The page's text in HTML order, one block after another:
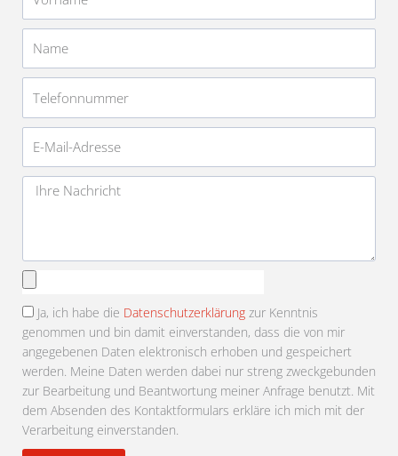
Mail-
Adresse
Nachricht
Ja, ich habe die Datenschutzerklärung zur Kenntnis
genommen und bin damit einverstanden, dass die von mir
angegebenen Daten elektronisch erhoben und gespeichert
werden. Meine Daten werden dabei nur streng zweckgebunden
zur Bearbeitung und Beantwortung meiner Anfrage benutzt. Mit
dem Absenden des Kontaktformulars erkläre ich mich mit der
Verarbeitung einverstanden.